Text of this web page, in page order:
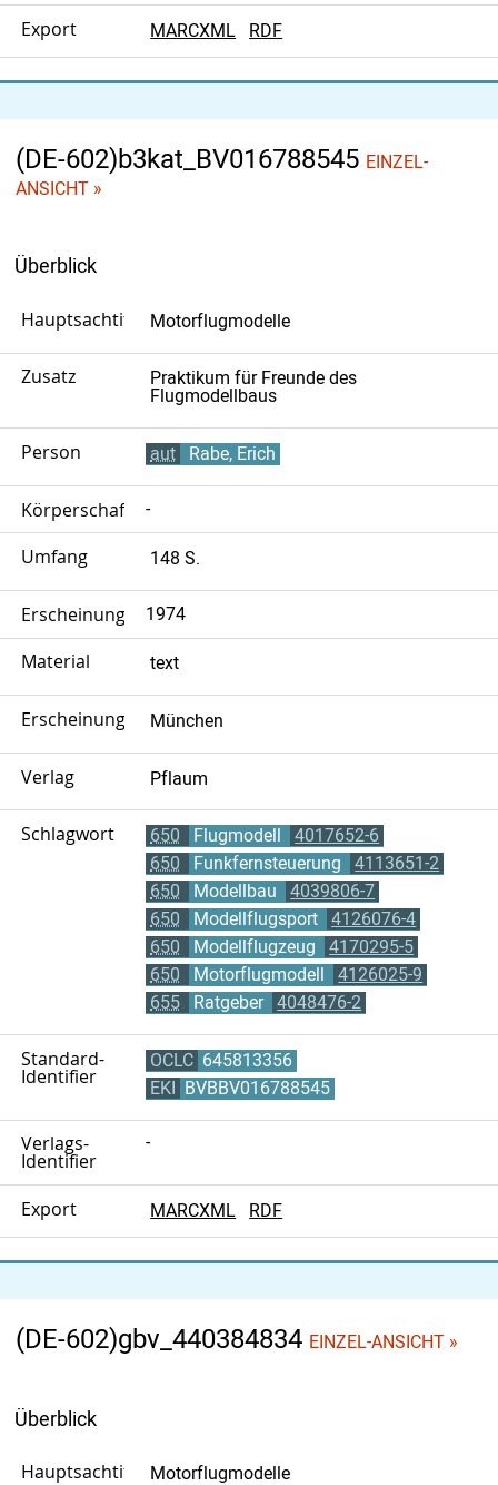
Export MARCXML RDF
(DE-602)b3kat_BV016788545 EINZEL-
ANSICHT »
Überblick
Hauptsachtitel Motorflugmodelle
Zusatz
Praktikum für Freunde des
Flugmodellbaus
Person aut Rabe, Erich
Körperschaft -
Umfang 148 S.
Erscheinungsjahr1974
Material text
ErscheinungsortMünchen
Verlag Pflaum
Schlagwort 650 Flugmodell
4017652-6
650
Funkfernsteuerung
4113651-2
650
Modellbau
4039806-7
650
Modellflugsport
4126076-4
650
Modellflugzeug
4170295-5
650
Motorflugmodell
4126025-9
655
Ratgeber 4048476-2
Standard-
Identifier
OCLC 645813356
EKI BVBBV016788545
Verlags-
Identifier
-
Export MARCXML RDF
(DE-602)gbv_440384834 EINZEL-ANSICHT »
Überblick
Hauptsachtitel Motorflugmodelle